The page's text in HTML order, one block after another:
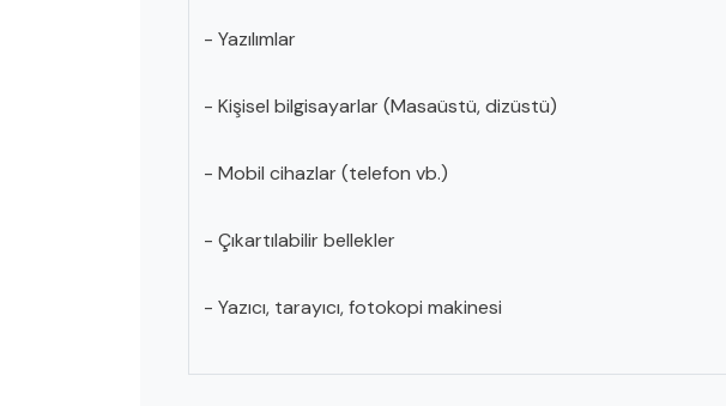
- Yazılımlar
- Kişisel bilgisayarlar (Masaüstü, dizüstü)
- Mobil cihazlar (telefon vb.)
- Çıkartılabilir bellekler
- Yazıcı, tarayıcı, fotokopi makinesi